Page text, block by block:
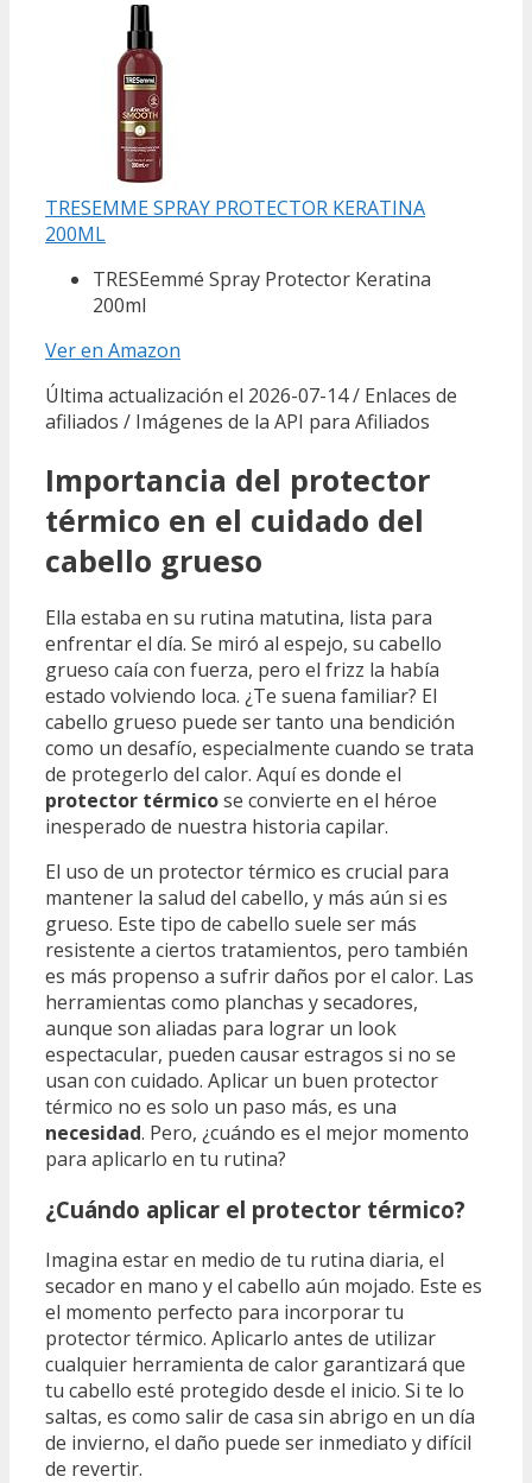
TRESEMME SPRAY PROTECTOR KERATINA
200ML
TRESEemmé Spray Protector Keratina
200ml
Ver en Amazon
Última actualización el 2026-07-14 / Enlaces de
afiliados / Imágenes de la API para Afiliados
Importancia del protector
térmico en el cuidado del
cabello grueso
Ella estaba en su rutina matutina, lista para
enfrentar el día. Se miró al espejo, su cabello
grueso caía con fuerza, pero el frizz la había
estado volviendo loca. ¿Te suena familiar? El
cabello grueso puede ser tanto una bendición
como un desafío, especialmente cuando se trata
de protegerlo del calor. Aquí es donde el
protector térmicose convierte en el héroe
inesperado de nuestra historia capilar.
El uso de un protector térmico es crucial para
mantener la salud del cabello, y más aún si es
grueso. Este tipo de cabello suele ser más
resistente a ciertos tratamientos, pero también
es más propenso a sufrir daños por el calor. Las
herramientas como planchas y secadores,
aunque son aliadas para lograr un look
espectacular, pueden causar estragos si no se
usan con cuidado. Aplicar un buen protector
térmico no es solo un paso más, es una
necesidad. Pero, ¿cuándo es el mejor momento
para aplicarlo en tu rutina?
¿Cuándo aplicar el protector térmico?
Imagina estar en medio de tu rutina diaria, el
secador en mano y el cabello aún mojado. Este es
el momento perfecto para incorporar tu
protector térmico. Aplicarlo antes de utilizar
cualquier herramienta de calor garantizará que
tu cabello esté protegido desde el inicio. Si te lo
saltas, es como salir de casa sin abrigo en un día
de invierno, el daño puede ser inmediato y difícil
de revertir.